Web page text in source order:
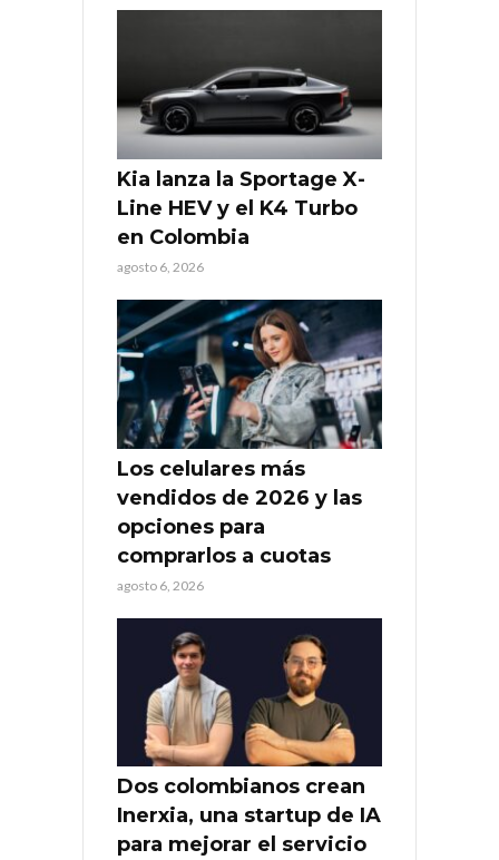
Kia lanza la Sportage X-
Line HEV y el K4 Turbo
en Colombia
agosto 6, 2026
Los celulares más
vendidos de 2026 y las
opciones para
comprarlos a cuotas
agosto 6, 2026
Dos colombianos crean
Inerxia, una startup de IA
para mejorar el servicio